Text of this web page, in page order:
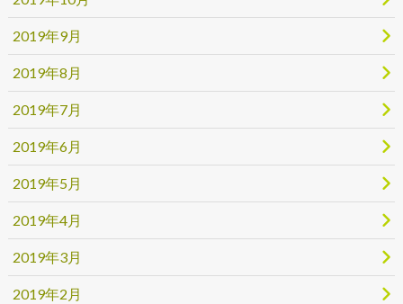
2019年9月
2019年8月
2019年7月
2019年6月
2019年5月
2019年4月
2019年3月
2019年2月